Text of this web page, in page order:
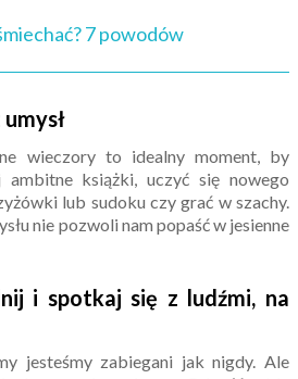
7 powodów
wieczory to idealny moment, by
ambitne książki, uczyć się nowego
lub sudoku czy grać w szachy.
nie pozwoli nam popaść w jesienne
i spotkaj się z ludźmi, na
jesteśmy zabiegani jak nigdy. Ale